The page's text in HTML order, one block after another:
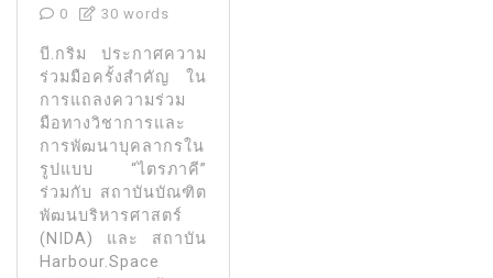
0
30 words
บี.กริม ประกาศความ
ร่วมมือครั้งสำคัญ ใน
การแถลงความร่วม
มือทางวิชาการและ
การพัฒนาบุคลากรใน
รูปแบบ “ไตรภาคี”
ร่วมกับ สถาบันบัณฑิต
พัฒนบริหารศาสตร์
(NIDA) และ สถาบัน
Harbour.Space